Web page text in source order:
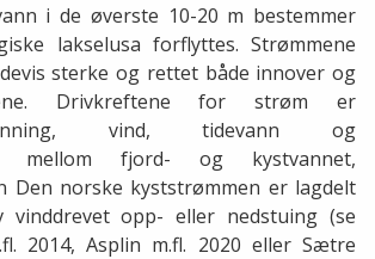
i de øverste 10-20 m bestemmer
lakselusa forflyttes. Strømmene
sterke og rettet både innover og
Drivkreftene for strøm er
vind, tidevann og
mellom fjord- og kystvannet,
Den norske kyststrømmen er lagdelt
vinddrevet opp- eller nedstuing (se
2014, Asplin m.fl. 2020 eller Sætre